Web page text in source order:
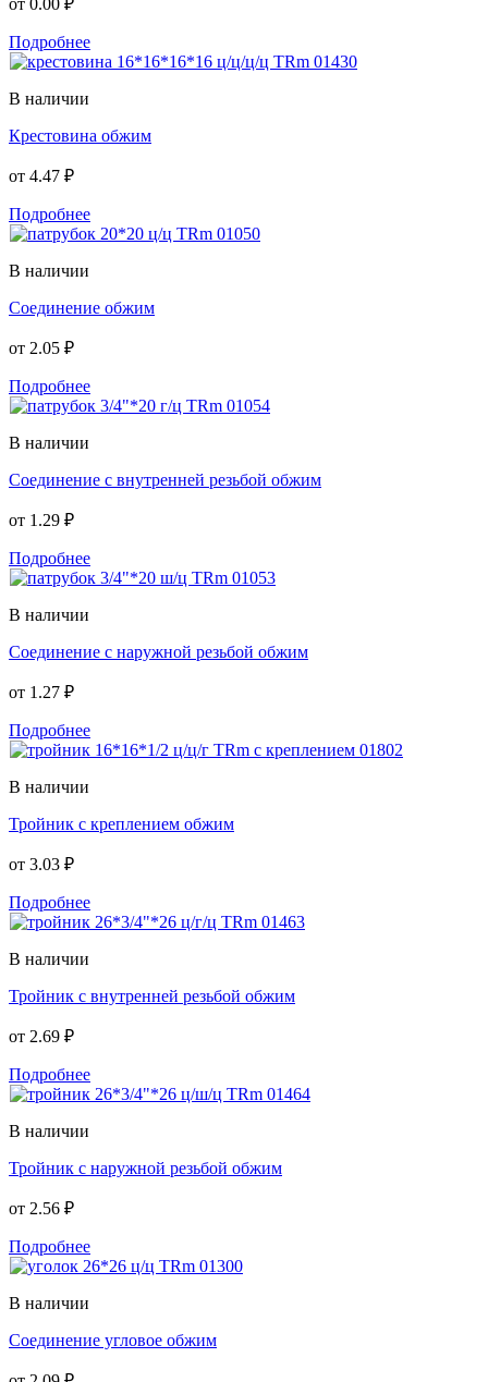
Подробнее
В наличии
Крестовина обжим
от 4.47 ₽
Подробнее
В наличии
Соединение обжим
от 2.05 ₽
Подробнее
В наличии
Соединение с внутренней резьбой обжим
от 1.29 ₽
Подробнее
В наличии
Соединение с наружной резьбой обжим
от 1.27 ₽
Подробнее
В наличии
Тройник с креплением обжим
от 3.03 ₽
Подробнее
В наличии
Тройник с внутренней резьбой обжим
от 2.69 ₽
Подробнее
В наличии
Тройник с наружной резьбой обжим
от 2.56 ₽
Подробнее
В наличии
Соединение угловое обжим